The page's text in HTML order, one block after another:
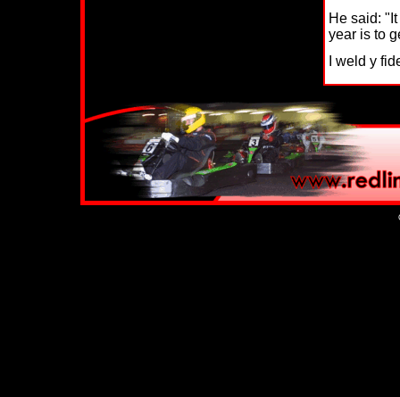
He said:
year is to
I weld y